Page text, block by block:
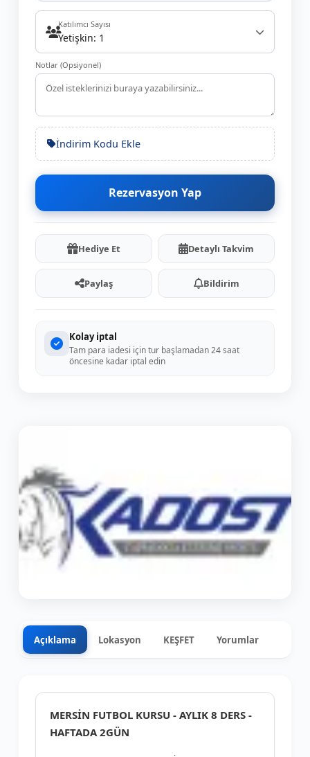
+6
Açıklama Lokasyon KEŞFET Yorumlar
MERSİN FUTBOL KURSU - AYLIK 8 DERS -
HAFTADA 2GÜN
Katılımcı Sayısı
Yetişkin: 1
Notlar (Opsiyonel)
İndirim Kodu Ekle
Rezervasyon Yap
Hediye Et Detaylı Takvim
Paylaş Bildirim
Kolay iptal
Tam para iadesi için tur başlamadan 24 saat
öncesine kadar iptal edin